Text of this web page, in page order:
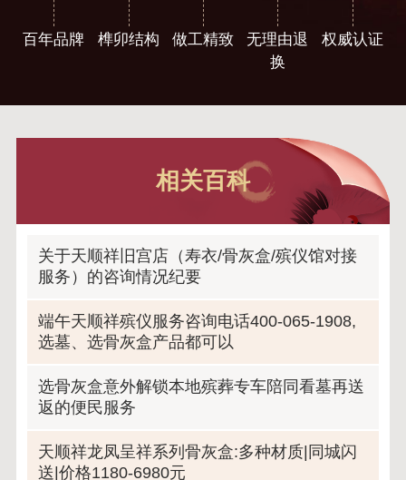
百年品牌 榫卯结构 做工精致
无理由退
换
权威认证
相关百科
关于天顺祥旧宫店（寿衣/骨灰盒/殡仪馆对接
服务）的咨询情况纪要
端午天顺祥殡仪服务咨询电话400-065-1908,
选墓、选骨灰盒产品都可以
选骨灰盒意外解锁本地殡葬专车陪同看墓再送
返的便民服务
天顺祥龙凤呈祥系列骨灰盒:多种材质|同城闪
送|价格1180-6980元